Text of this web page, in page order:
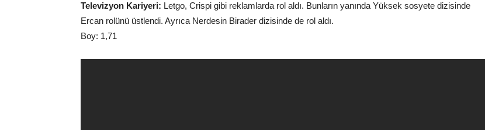
Televizyon Kariyeri: Letgo, Crispi gibi reklamlarda rol aldı. Bunların yanında Yüksek sosyete dizisinde
Ercan rolünü üstlendi. Ayrıca Nerdesin Birader dizisinde de rol aldı.
Boy: 1,71